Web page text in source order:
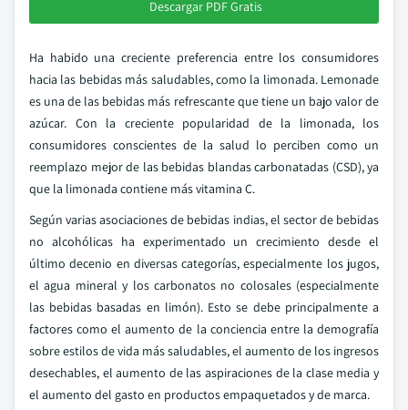
Descargar PDF Gratis
Ha habido una creciente preferencia entre los consumidores
hacia las bebidas más saludables, como la limonada. Lemonade
es una de las bebidas más refrescante que tiene un bajo valor de
azúcar. Con la creciente popularidad de la limonada, los
consumidores conscientes de la salud lo perciben como un
reemplazo mejor de las bebidas blandas carbonatadas (CSD), ya
que la limonada contiene más vitamina C.
Según varias asociaciones de bebidas indias, el sector de bebidas
no alcohólicas ha experimentado un crecimiento desde el
último decenio en diversas categorías, especialmente los jugos,
el agua mineral y los carbonatos no colosales (especialmente
las bebidas basadas en limón). Esto se debe principalmente a
factores como el aumento de la conciencia entre la demografía
sobre estilos de vida más saludables, el aumento de los ingresos
desechables, el aumento de las aspiraciones de la clase media y
el aumento del gasto en productos empaquetados y de marca.